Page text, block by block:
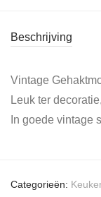
Beschrijving
Vintage
Leuk ter
In goede vintage
Categorieën: